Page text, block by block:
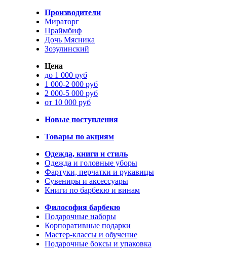
Производители
Мираторг
Праймбиф
Дочь Мясника
Зозулинский
Цена
до 1 000 руб
1 000-2 000 руб
2 000-5 000 руб
от 10 000 руб
Новые поступления
Товары по акциям
Одежда, книги и стиль
Одежда и головные уборы
Фартуки, перчатки и рукавицы
Сувениры и аксессуары
Книги по барбекю и винам
Философия барбекю
Подарочные наборы
Корпоративные подарки
Мастер-классы и обучение
Подарочные боксы и упаковка